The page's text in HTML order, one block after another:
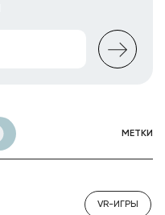
МЕТКИ
VR-ИГРЫ